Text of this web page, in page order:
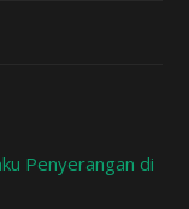
Penyerangan di